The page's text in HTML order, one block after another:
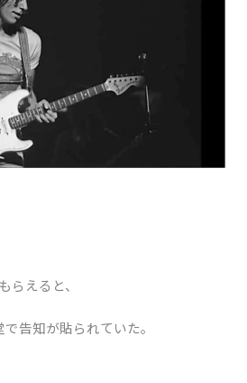
らえると、
告知が貼られていた。